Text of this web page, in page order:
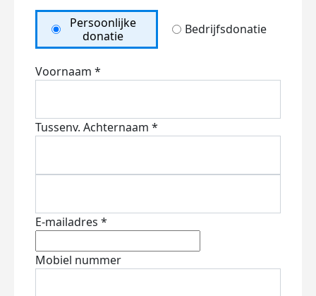
Persoonlijke
donatie
Bedrijfsdonatie
Voornaam *
Tussenv. Achternaam *
E-mailadres *
Mobiel nummer